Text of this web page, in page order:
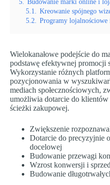
5. Budowanie marki online i
5.1. Kreowanie spójnego
5.2. Programy
Wielokanałowe podejście do
podstawę efektywnej promocji
Wykorzystanie różnych
pozycjonowania w
mediach społecznościowych,
umożliwia dotarcie do klientów
ścieżki zakupowej.
Zwiększenie
Dotarcie do precyzyjnie
docelowej
Budowanie przewagi
Wzrost konwersji i
Budowanie